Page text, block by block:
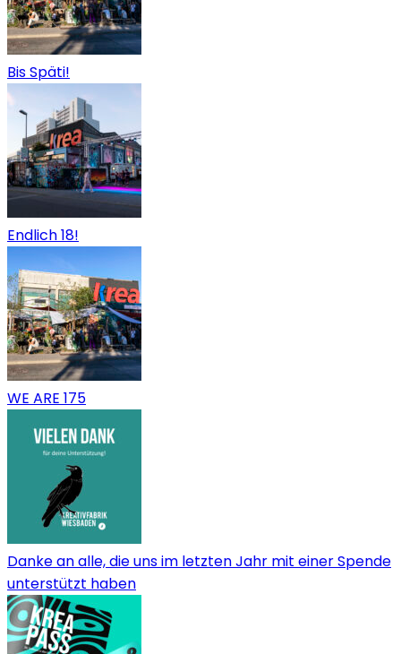
Bis Späti!
Endlich 18!
WE ARE 175
Danke an alle, die uns im letzten Jahr mit einer Spende
unterstützt haben